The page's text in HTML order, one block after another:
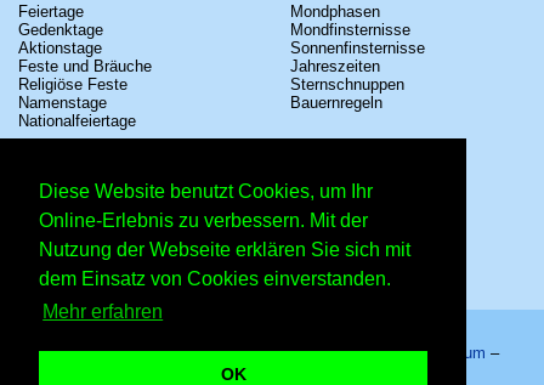
Diese Website benutzt Cookies, um Ihr
Online-Erlebnis zu verbessern. Mit der
Nutzung der Webseite erklären Sie sich mit
dem Einsatz von Cookies einverstanden.
Mehr erfahren
OK
Feiertage
Gedenktage
Aktionstage
Feste und Bräuche
Religiöse Feste
Namenstage
Nationalfeiertage
Mondphasen
Mondfinsternisse
Sonnenfinsternisse
Jahreszeiten
Sternschnuppen
Bauernregeln
Kinostarts
Festivals
Fußball
Comedy
Shows
Sternzeichen
Schalttage
Messen
Erinnerungen
Volksfeste
Startseite–Kalender–Lexikon–App–Sitemap–Impressum –
Datenschutzhinweis